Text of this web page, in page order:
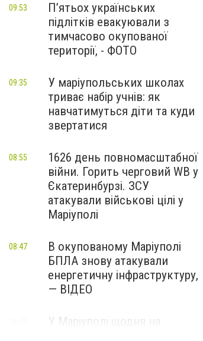
П’ятьох українських
підлітків евакуювали з
тимчасово окупованої
території, - ФОТО
09:53
У маріупольських школах
триває набір учнів: як
навчатимуться діти та куди
звертатися
09:35
1626 день повномасштабної
війни. Горить черговий WB у
Єкатеринбурзі. ЗСУ
атакували військові цілі у
Маріуполі
08:55
В окупованому Маріуполі
БПЛА знову атакували
енергетичну інфраструктуру,
— ВІДЕО
08:47
У Маріуполі щодня на